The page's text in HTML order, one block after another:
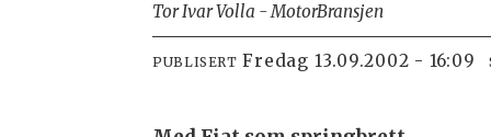
Tor Ivar Volla - MotorBransjen
PUBLISERT fredag 13.09.2002 - 16:09